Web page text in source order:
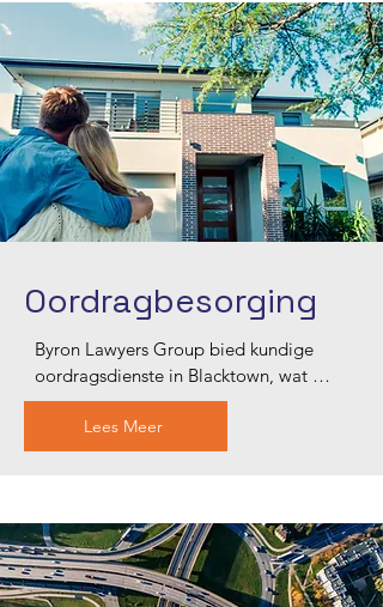
hofverteenwoordiging. Ons verbintenis
is om u regte te beskerm en die beste
moontlike uitkoms te behaal, deur u
deur die regsproses met kundigheid en
toewyding te lei.
Oordragbesorging
Byron Lawyers Group bied kundige
oordragsdienste in Blacktown, wat
gladde eiendomstransaksies vir kopers
en verkopers verseker. Ons ervare span
hanteer alle aspekte van die
aan detail. Vertrou ons om u
eiendomstransaksie naatloos en
stresvry te maak, en u belange by elke
Lees Meer